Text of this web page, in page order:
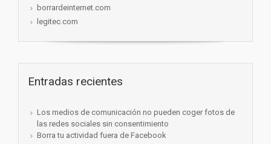
borrardeinternet.com
legitec.com
Entradas recientes
Los medios de comunicación no pueden coger fotos de
las redes sociales sin consentimiento
Borra tu actividad fuera de Facebook